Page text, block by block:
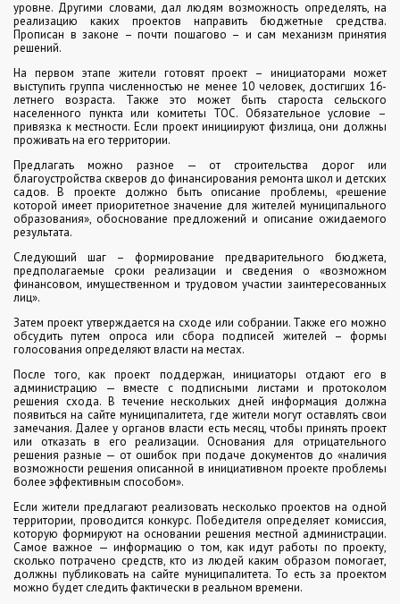
уровне. Другими словами, дал людям возможность определять, на
реализацию каких проектов направить бюджетные средства.
Прописан в законе – почти пошагово – и сам механизм принятия
решений.
На первом этапе жители готовят проект – инициаторами может
выступить группа численностью не менее 10 человек, достигших 16-
летнего возраста. Также это может быть староста сельского
населенного пункта или комитеты ТОС. Обязательное условие –
привязка к местности. Если проект инициируют физлица, они должны
проживать на его территории.
Предлагать можно разное — от строительства дорог или
благоустройства скверов до финансирования ремонта школ и детских
садов. В проекте должно быть описание проблемы, «решение
которой имеет приоритетное значение для жителей муниципального
образования», обоснование предложений и описание ожидаемого
результата.
Следующий шаг – формирование предварительного бюджета,
предполагаемые сроки реализации и сведения о «возможном
финансовом, имущественном и трудовом участии заинтересованных
лиц».
Затем проект утверждается на сходе или собрании. Также его можно
обсудить путем опроса или сбора подписей жителей – формы
голосования определяют власти на местах.
После того, как проект поддержан, инициаторы отдают его в
администрацию — вместе с подписными листами и протоколом
решения схода. В течение нескольких дней информация должна
появиться на сайте муниципалитета, где жители могут оставлять свои
замечания. Далее у органов власти есть месяц, чтобы принять проект
или отказать в его реализации. Основания для отрицательного
решения разные — от ошибок при подаче документов до «наличия
возможности решения описанной в инициативном проекте проблемы
более эффективным способом».
Если жители предлагают реализовать несколько проектов на одной
территории, проводится конкурс. Победителя определяет комиссия,
которую формируют на основании решения местной администрации.
Самое важное — информацию о том, как идут работы по проекту,
сколько потрачено средств, кто из людей каким образом помогает,
должны публиковать на сайте муниципалитета. То есть за проектом
можно будет следить фактически в реальном времени.